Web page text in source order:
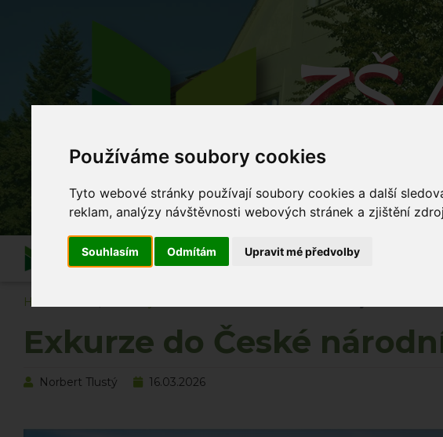
Používáme soubory cookies
Tyto webové stránky používají soubory cookies a další
reklam, analýzy návštěvnosti webových stránek a zjištění
Souhlasím Odmítám Upravit mé předvolby
ZŠ
Co se v
Informace O škole Akce školy Po vyučování
Hlavní strana
Exkurze do České
Norbert Tlustý 16.03.2026